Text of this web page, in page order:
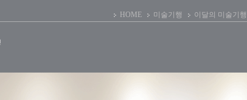
HOME 미술기행 이달의 미술기행